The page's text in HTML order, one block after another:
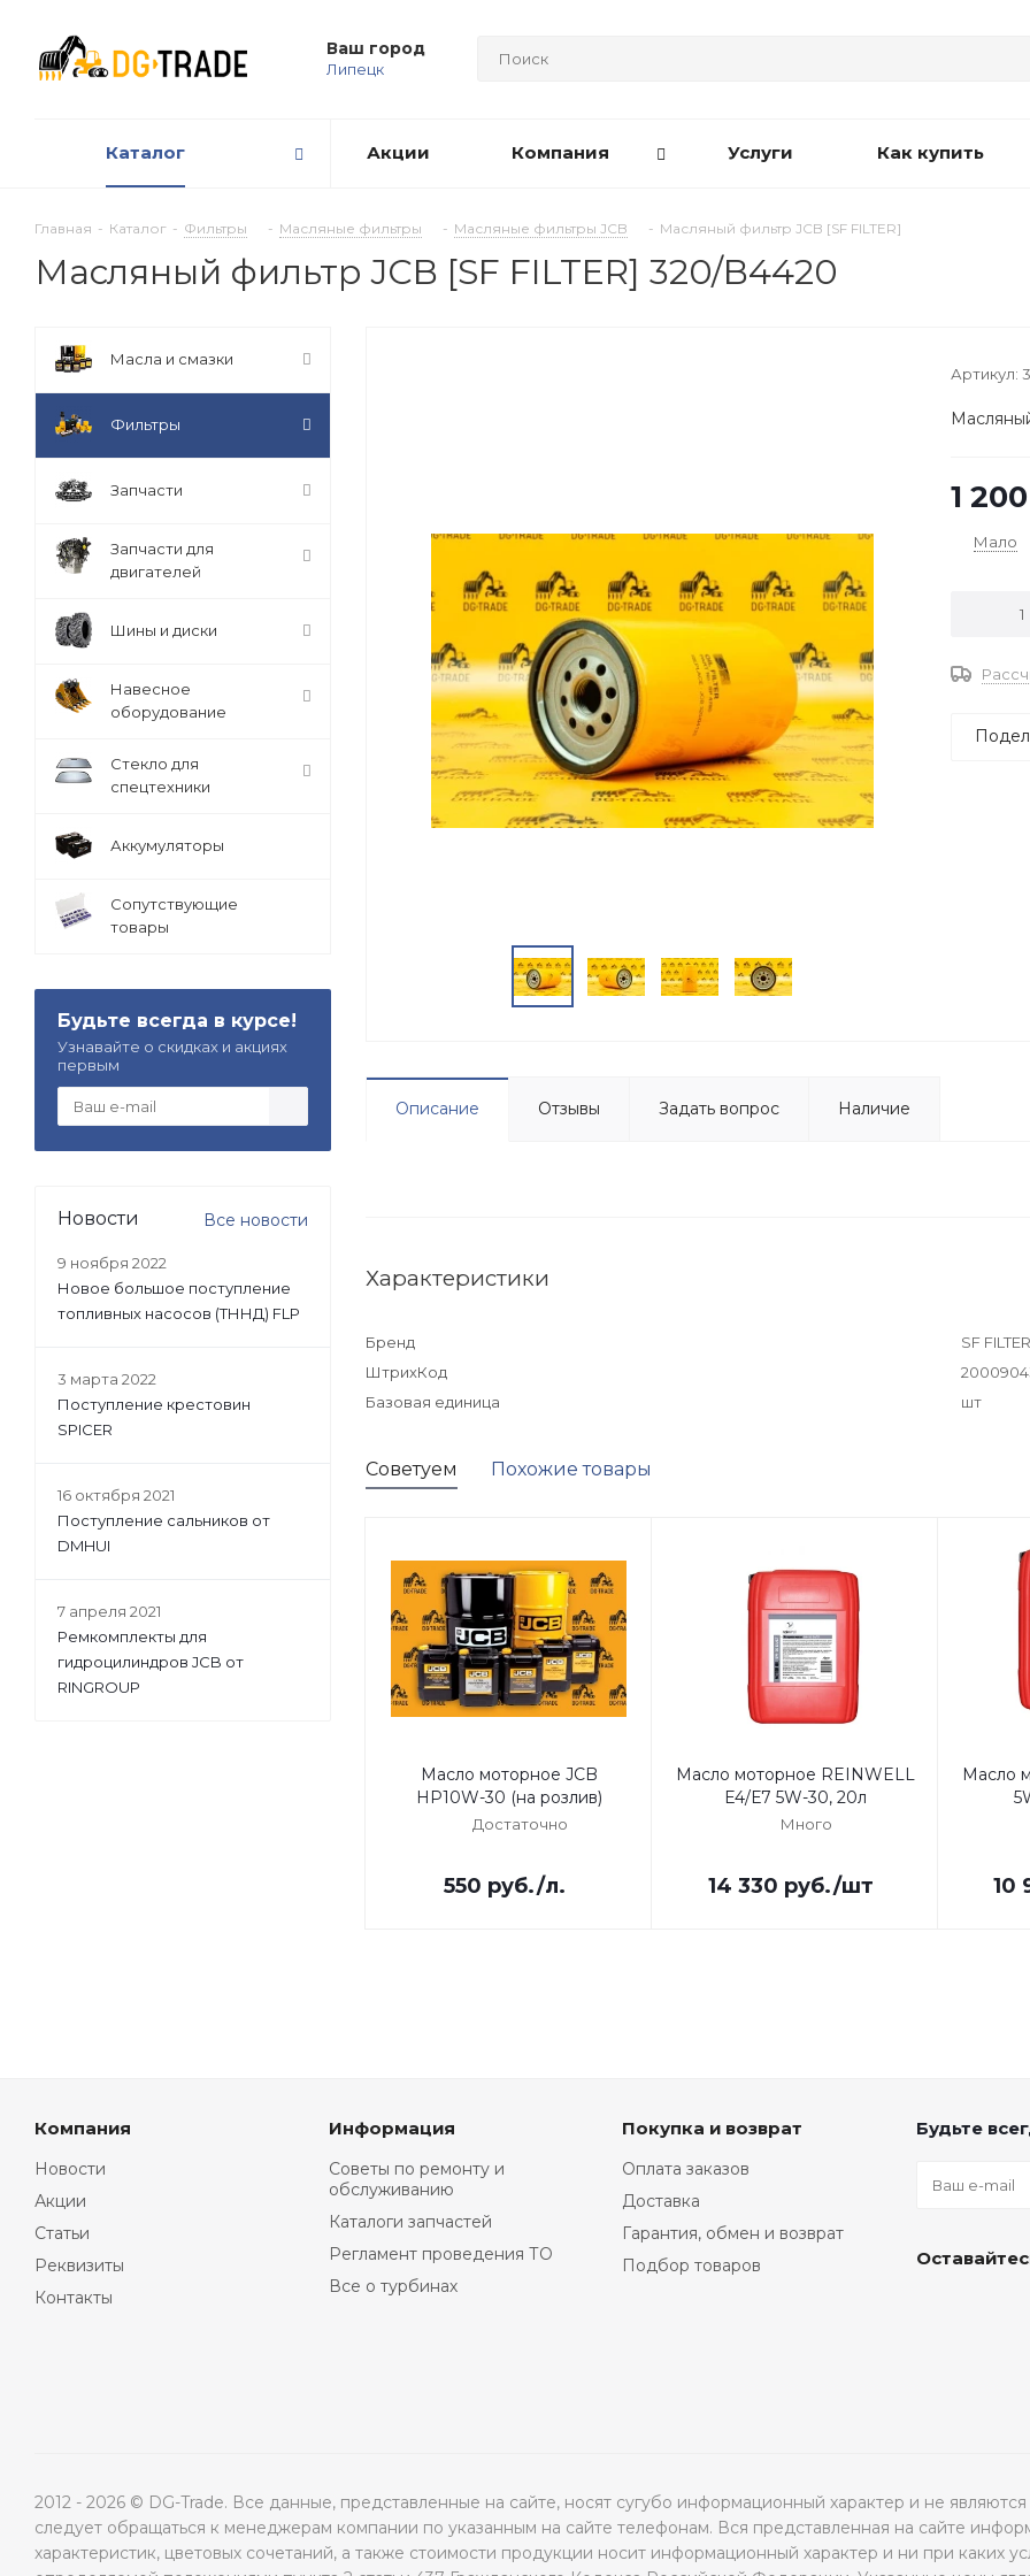
Ваш город
Липецк
Каталог Акции Компания Услуги Как купить
Главная - Каталог - Фильтры - Масляные фильтры - Масляные фильтры JCB - Масляный фильтр JCB [SF FILTER]
Масляный фильтр JCB [SF FILTER] 320/B4420
Артикул:
1 200
Мало
Описание Отзывы Задать вопрос Наличие
Характеристики
Бренд
SF FILTER
ШтрихКод
Базовая единица
шт
Советуем Похожие товары
Масло моторное JCB
HP10W-30 (на розлив)
Достаточно
550 руб./л.
Масло моторное REINWELL
Е4/Е7 5W-30, 20л
Много
14 330 руб./шт
Масло
10
Масла и смазки
Фильтры
Запчасти
Запчасти для
двигателей
Шины и диски
Навесное
оборудование
Стекло для
спецтехники
Аккумуляторы
Сопутствующие
товары
Будьте всегда в курсе!
Узнавайте о скидках и акциях
первым
Новости Все новости
9 ноября 2022
Новое большое поступление
топливных насосов (ТННД) FLP
3 марта 2022
Поступление крестовин
SPICER
16 октября 2021
Поступление сальников от
DMHUI
7 апреля 2021
Ремкомплекты для
гидроцилиндров JCB от
RINGROUP
Компания
Новости
Акции
Статьи
Реквизиты
Контакты
Информация
Советы по ремонту и
обслуживанию
Каталоги запчастей
Регламент проведения ТО
Все о турбинах
Покупка и возврат
Оплата заказов
Доставка
Гарантия, обмен и возврат
Подбор товаров
Будьте
2012 - 2026 © DG-Trade. Все данные, представленные на сайте, носят сугубо информационный характер и не
следует обращаться к менеджерам компании по указанным на сайте телефонам. Вся представленная на сайте
характеристик, цветовых сочетаний, а также стоимости продукции носит информационный характер и ни при каких